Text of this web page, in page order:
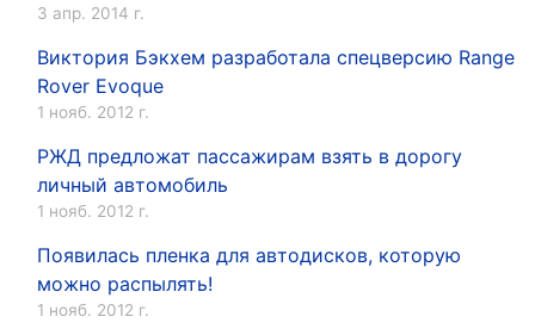
3 апр. 2014 г.
Виктория Бэкхем разработала спецверсию Range
Rover Evoque
1 нояб. 2012 г.
РЖД предложат пассажирам взять в дорогу
личный автомобиль
1 нояб. 2012 г.
Появилась пленка для автодисков, которую
можно распылять!
1 нояб. 2012 г.